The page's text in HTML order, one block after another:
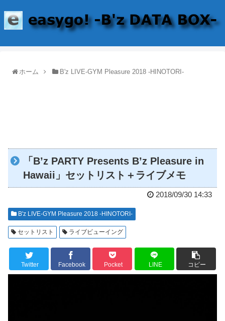
ホーム B'z LIVE-GYM Pleasure 2018 -HINOTORI-
「B’z PARTY Presents B’z Pleasure in
Hawaii」セットリスト＋ライブメモ
2018/09/30 14:33
B'z LIVE-GYM Pleasure 2018 -HINOTORI-
セットリスト ライブビューイング
Twitter Facebook Pocket LINE コピー